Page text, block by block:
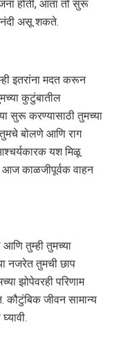
होती, आता तो सुरू
असू शकते.
इतरांना मदत करून
कुटुंबातील
सुरू करण्यासाठी तुमच्या
तुमचे बोलणे आणि राग
यश मिळू
काळजीपूर्वक वाहन
तुम्ही तुमच्या
नजरेत तुमची छाप
झोपेवरही परिणाम
कौटुंबिक जीवन सामान्य